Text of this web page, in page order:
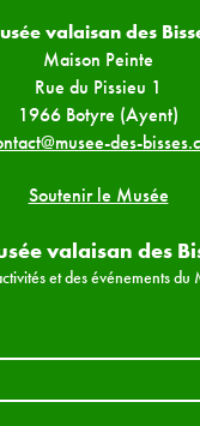
valaisan des
Maison Peinte
Rue du Pissieu 1
1966 Botyre (Ayent)
des-
Soutenir le Musée
valaisan des
et des événements du